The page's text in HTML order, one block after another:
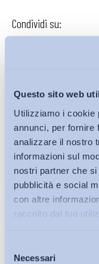
Questo sito web
Utilizziamo i cookie
annunci, per fornire
analizzare il nostro
informazioni sul
nostri partner che
pubblicità e social
con altre
raccolto dal tuo
delNecessariBollettini ADAPT
Condividi su:
Iscriviti